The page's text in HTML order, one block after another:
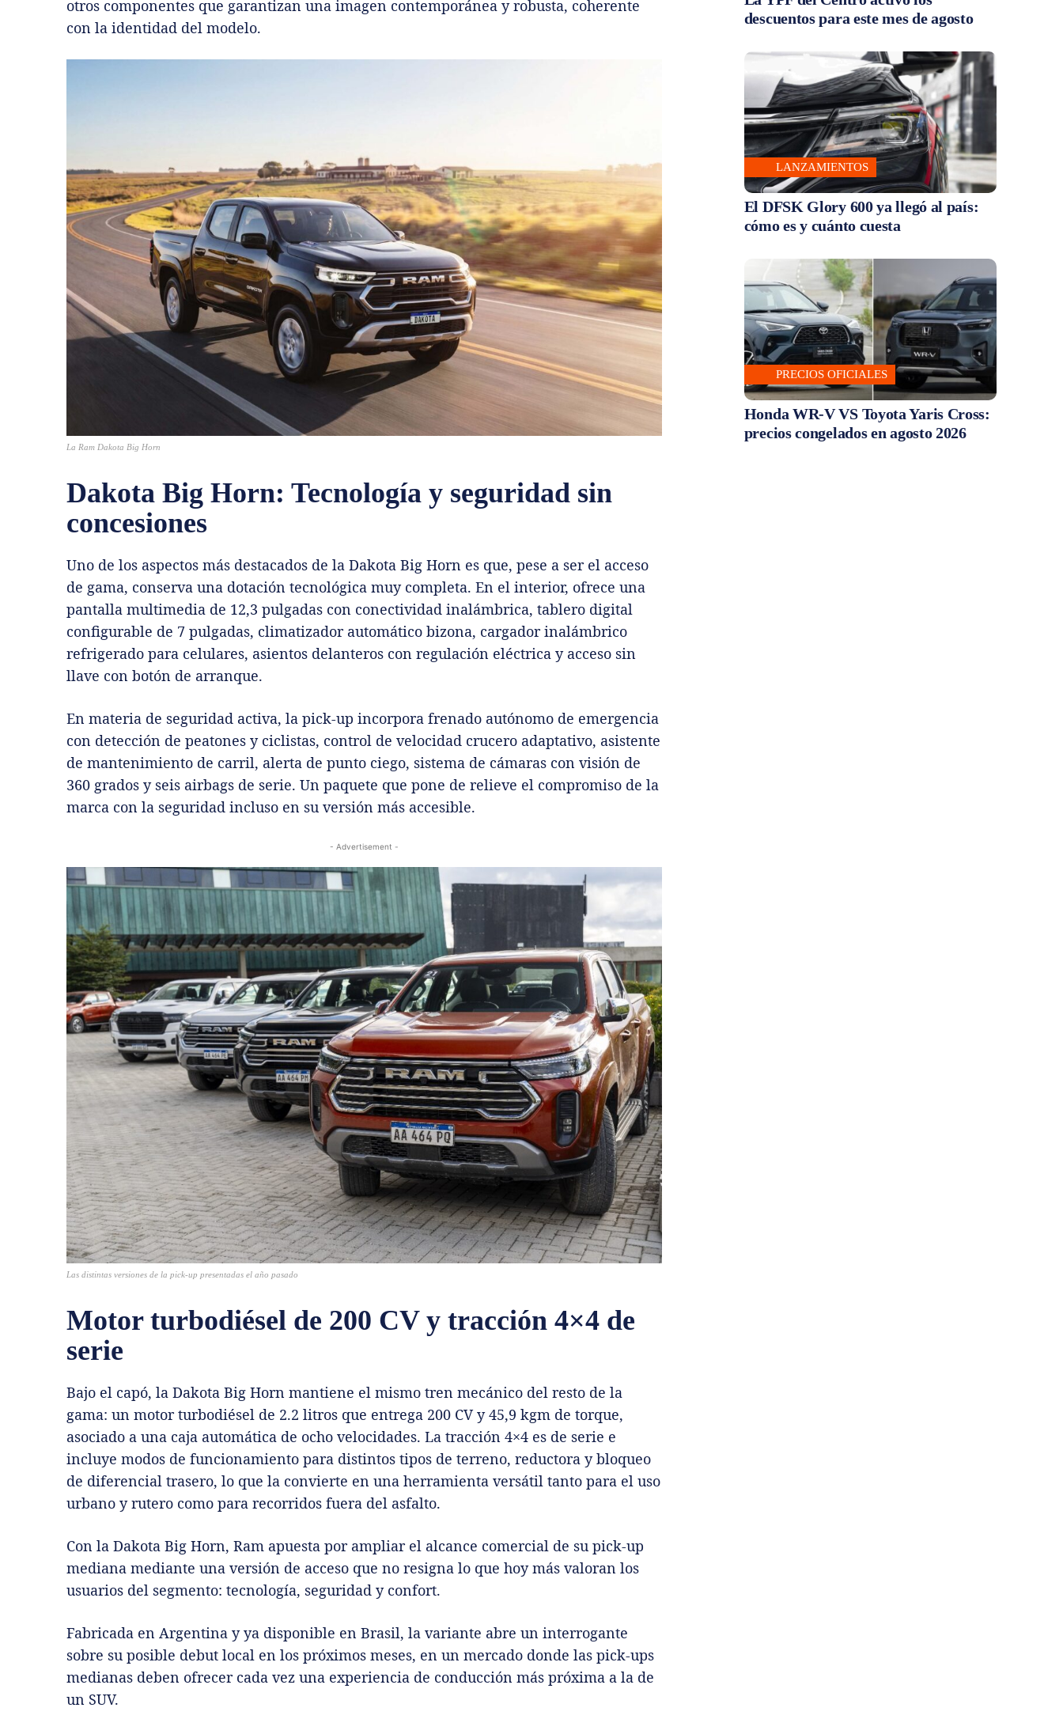
otros componentes que garantizan una imagen contemporánea y robusta, coherente
con la identidad del modelo.
La Ram Dakota Big Horn
Dakota Big Horn: Tecnología y seguridad sin
concesiones
Uno de los aspectos más destacados de la Dakota Big Horn es que, pese a ser el acceso
de gama, conserva una dotación tecnológica muy completa. En el interior, ofrece una
pantalla multimedia de 12,3 pulgadas con conectividad inalámbrica, tablero digital
configurable de 7 pulgadas, climatizador automático bizona, cargador inalámbrico
refrigerado para celulares, asientos delanteros con regulación eléctrica y acceso sin
llave con botón de arranque.
En materia de seguridad activa, la pick-up incorpora frenado autónomo de emergencia
con detección de peatones y ciclistas, control de velocidad crucero adaptativo, asistente
de mantenimiento de carril, alerta de punto ciego, sistema de cámaras con visión de
360 grados y seis airbags de serie. Un paquete que pone de relieve el compromiso de la
marca con la seguridad incluso en su versión más accesible.
- Advertisement -
Las distintas versiones de la pick-up presentadas el año pasado
Motor turbodiésel de 200 CV y tracción 4×4 de
serie
Bajo el capó, la Dakota Big Horn mantiene el mismo tren mecánico del resto de la
gama: un motor turbodiésel de 2.2 litros que entrega 200 CV y 45,9 kgm de torque,
asociado a una caja automática de ocho velocidades. La tracción 4×4 es de serie e
incluye modos de funcionamiento para distintos tipos de terreno, reductora y bloqueo
de diferencial trasero, lo que la convierte en una herramienta versátil tanto para el uso
urbano y rutero como para recorridos fuera del asfalto.
Con la Dakota Big Horn, Ram apuesta por ampliar el alcance comercial de su pick-up
mediana mediante una versión de acceso que no resigna lo que hoy más valoran los
usuarios del segmento: tecnología, seguridad y confort.
Fabricada en Argentina y ya disponible en Brasil, la variante abre un interrogante
sobre su posible debut local en los próximos meses, en un mercado donde las pick-ups
medianas deben ofrecer cada vez una experiencia de conducción más próxima a la de
un SUV.
descuentos para este mes de agosto
LANZAMIENTOS
El DFSK Glory 600 ya llegó al país:
cómo es y cuánto cuesta
PRECIOS OFICIALES
Honda WR-V VS Toyota Yaris Cross:
precios congelados en agosto 2026